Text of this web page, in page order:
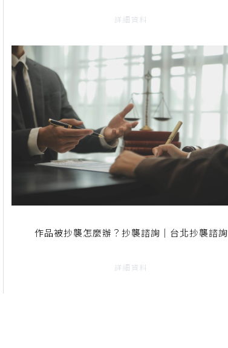
詳細資料
作品被抄襲怎麼辦？抄襲諮詢｜台北抄襲諮詢
詳細資料